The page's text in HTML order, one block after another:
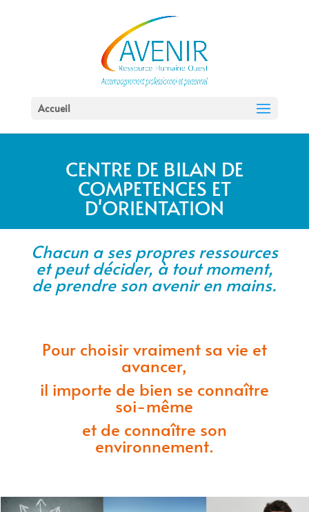
Accueil
CENTRE DE BILAN DE
COMPETENCES ET
D'ORIENTATION
Chacun a ses propres ressources
et peut décider, à tout moment,
de prendre son avenir en mains.
Pour choisir vraiment sa vie et
avancer,
il importe de bien se connaître
soi-même
et de connaître son
environnement.